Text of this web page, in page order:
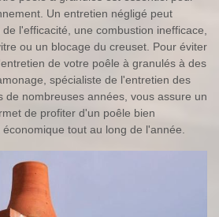
Un entretien négligé peut
l'efficacité, une combustion inefficace,
ou un blocage du creuset. Pour éviter
de votre poêle à granulés à des
spécialiste de l'entretien des
de nombreuses années, vous assure un
de profiter d'un poêle bien
tout au long de l'année.